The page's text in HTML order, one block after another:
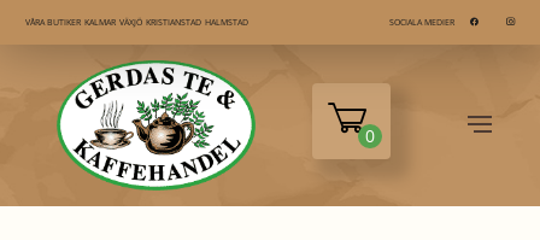
VÅRA BUTIKER KALMAR VÄXJÖ KRISTIANSTAD HALMSTAD SOCIALA MEDIER
0